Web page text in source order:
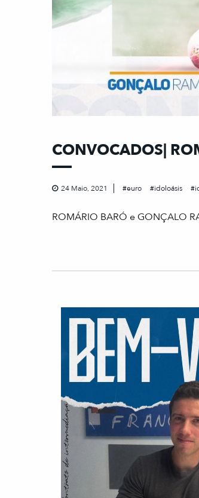
CONVOCADOS|
24 Maio, 2021 euro idoloásis
ROMÁRIO BARÓ e GONÇALO